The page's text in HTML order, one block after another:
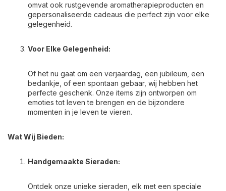
omvat ook rustgevende aromatherapieproducten en
gepersonaliseerde cadeaus die perfect zijn voor elke
gelegenheid.
Voor Elke Gelegenheid:
Of het nu gaat om een verjaardag, een jubileum, een
bedankje, of een spontaan gebaar, wij hebben het
perfecte geschenk. Onze items zijn ontworpen om
emoties tot leven te brengen en de bijzondere
momenten in je leven te vieren.
Wat Wij Bieden:
Handgemaakte Sieraden:
Ontdek onze unieke sieraden, elk met een speciale